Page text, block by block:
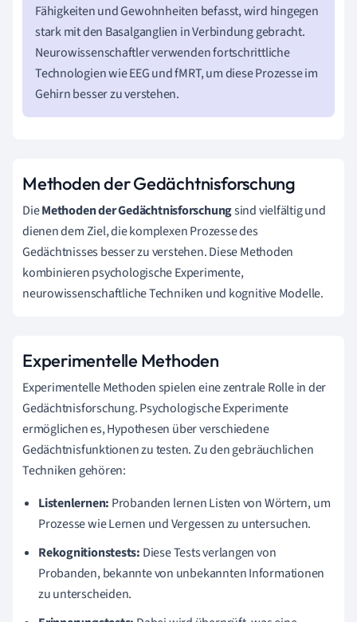
Fähigkeiten und Gewohnheiten befasst, wird hingegen
stark mit den Basalganglien in Verbindung gebracht.
Neurowissenschaftler verwenden fortschrittliche
Technologien wie EEG und fMRT, um diese Prozesse im
Gehirn besser zu verstehen.
Methoden der Gedächtnisforschung
DieMethoden der Gedächtnisforschungsind vielfältig und
dienen dem Ziel, die komplexen Prozesse des
Gedächtnisses besser zu verstehen. Diese Methoden
kombinieren psychologische Experimente,
neurowissenschaftliche Techniken und kognitive Modelle.
Experimentelle Methoden
Experimentelle Methoden spielen eine zentrale Rolle in der
Gedächtnisforschung. Psychologische Experimente
ermöglichen es, Hypothesen über verschiedene
Gedächtnisfunktionen zu testen. Zu den gebräuchlichen
Techniken gehören:
Listenlernen: Probanden lernen Listen von Wörtern, um
Prozesse wie Lernen und Vergessen zu untersuchen.
Rekognitionstests: Diese Tests verlangen von
Probanden, bekannte von unbekannten Informationen
zu unterscheiden.